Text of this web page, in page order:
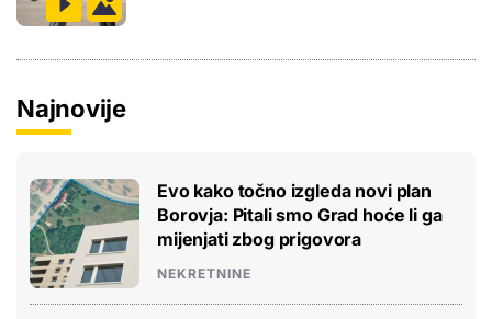
Najnovije
Evo kako točno izgleda novi plan
Borovja: Pitali smo Grad hoće li ga
mijenjati zbog prigovora
NEKRETNINE